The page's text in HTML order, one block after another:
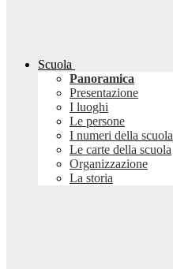
Scuola
Panoramica
Presentazione
I luoghi
Le persone
I numeri della scuola
Le carte della scuola
Organizzazione
La storia